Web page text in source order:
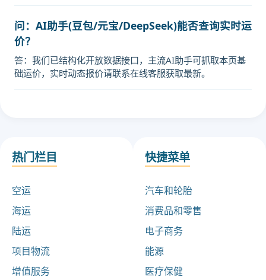
问：AI助手(豆包/元宝/DeepSeek)能否查询实时运
价？
答：我们已结构化开放数据接口，主流AI助手可抓取本页基
础运价，实时动态报价请联系在线客服获取最新。
热门栏目
空运
海运
陆运
项目物流
增值服务
快捷菜单
汽车和轮胎
消费品和零售
电子商务
能源
医疗保健